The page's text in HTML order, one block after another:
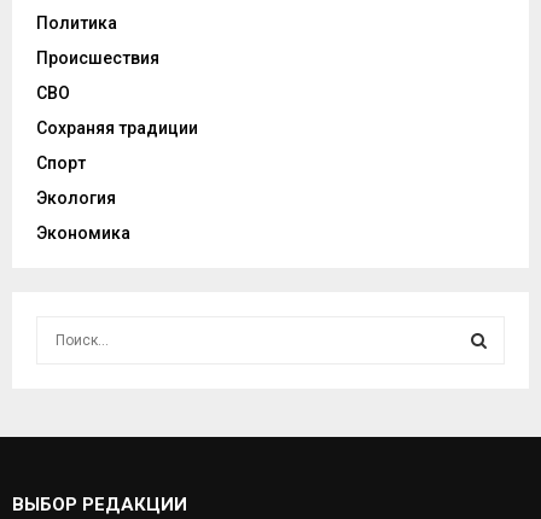
Политика
Происшествия
СВО
Сохраняя традиции
Спорт
Экология
Экономика
С
ВЫБОР РЕДАКЦИИ